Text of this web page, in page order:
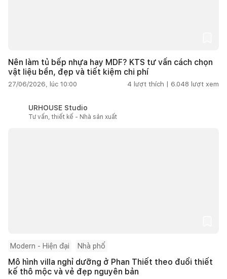
Nên làm tủ bếp nhựa hay MDF? KTS tư vấn cách chọn
vật liệu bền, đẹp và tiết kiệm chi phí
27/06/2026, lúc 10:00 4 lượt thích | 6.048 lượt xem
URHOUSE Studio
Tư vấn, thiết kế - Nhà sản xuất
Modern - Hiện đại Nhà phố
Mô hình villa nghỉ dưỡng ở Phan Thiết theo đuổi thiết
kế thô mộc và vẻ đẹp nguyên bản